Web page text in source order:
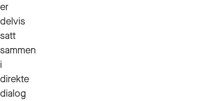
er
delvis
satt
sammen
i
direkte
dialog